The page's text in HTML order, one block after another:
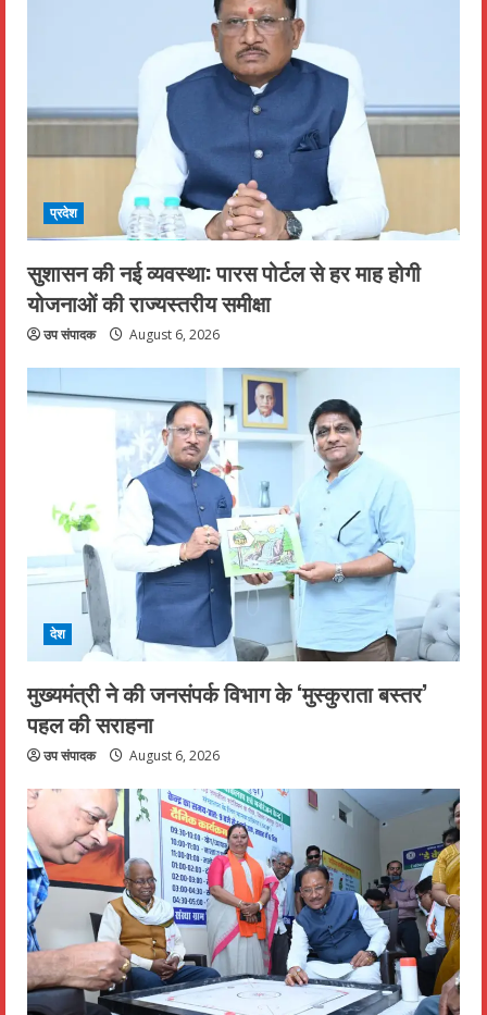
प्रदेश
सुशासन की नई व्यवस्था: पारस पोर्टल से हर माह होगी
योजनाओं की राज्यस्तरीय समीक्षा
उप संपादक August 6, 2026
देश
मुख्यमंत्री ने की जनसंपर्क विभाग के ‘मुस्कुराता बस्तर’
पहल की सराहना
उप संपादक August 6, 2026